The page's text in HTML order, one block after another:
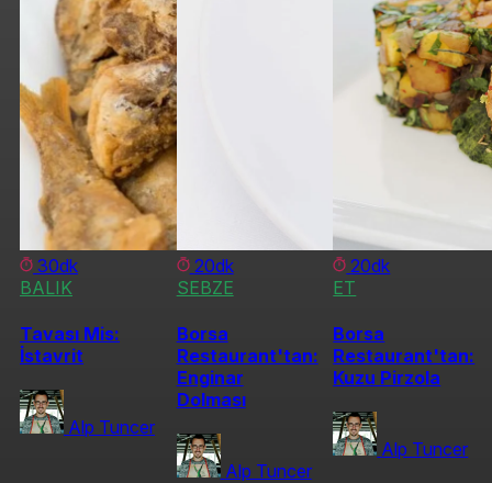
30dk
BALIK
Tavası Mis:
İstavrit
Alp Tuncer
20dk
SEBZE
Borsa
Restaurant'tan:
Enginar
Dolması
Alp Tuncer
20dk
ET
Borsa
Restaurant'tan:
Kuzu Pirzola
Alp Tuncer